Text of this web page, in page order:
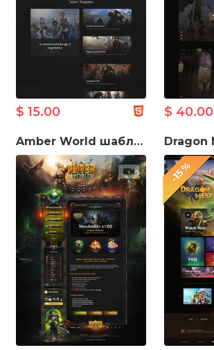
$ 15.00 $ 40.00
Amber World шаблон ігрового сайту
-15%